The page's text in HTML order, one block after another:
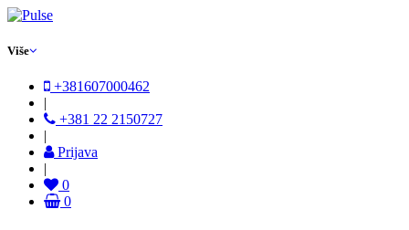
Više
+381607000462
|
+381 22 2150727
|
Prijava
|
0
0